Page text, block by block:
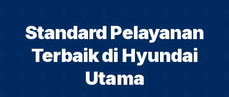
Standard Pelayanan
Terbaik di Hyundai
Utama